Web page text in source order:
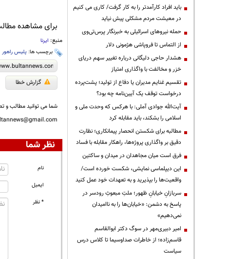
برای مشاهده
منبع: ایرنا
برچسب ها: پلیس راهور
گزارش خطا
شما می توانید مطالب و
نظر شما
نام
ایمیل
* نظر
باید افراد کارآمدتر را به کار گرفت/ کاری می کنیم
در معیشت مردم مشکلی پیش نیاید
حمله نیروهای اسرائیلی به خبرنگار پرس‌تی‌وی
از التماس تا فروپاشی هژمونی دلار
هشدار حاجی دلیگانی درباره تغییر سهم دریای
خزر و مخالفت با واگذاری امتیاز
تقسیم غنایم مدیران یا دفاع از تولید؛ پشت‌پرده
درخواست توقف یک آیین‌نامه چه بود؟
آیت‌الله جوادی آملی: با هرکس که وحدت ملی و
اسلامی را بشکند، باید مقابله کرد
مطالبه برای شکستن انحصار پیمانکاری؛ نظارت
دقیق بر واگذاری پروژه‌ها، راهکار مقابله با فساد
فرق است میان مجاهدان در میدان و ساکتین
این دیپلماسی نمایشی، شکست خورده است/
واقعیت‌ها را بپذیرید و به تعهدات خود عمل کنید
سربازانِ خیابانِ ظهور؛ ملتِ مبعوثِ رودسر در
پاسخ به دشمن: «خیابان‌ها را به ناامیدان
نمی‌دهیم»
امیر دبیری‌مهر در سوگ دکتر ابوالقاسم
قاسم‌زاده؛ از خاطرات صداوسیما تا کلاس درس
سیاست